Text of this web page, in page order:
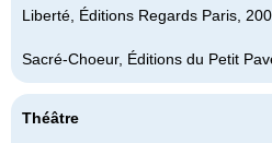
Liberté, Éditions Regards Paris,
Sacré-Choeur, Éditions du Petit
Théâtre